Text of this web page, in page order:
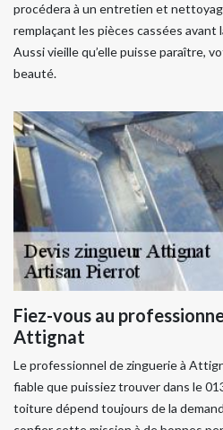
procédera à un entretien et
remplaçant les pièces cassées
Aussi vieille qu’elle puisse paraître,
beauté.
Fiez-vous au
Attignat
Le professionnel de zinguerie à
fiable que puissiez trouver dans le
toiture dépend toujours de la